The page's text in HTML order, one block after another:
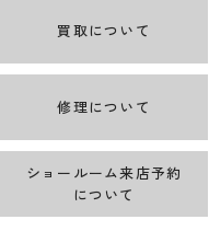
買取について
修理について
ショールーム来店予約
について